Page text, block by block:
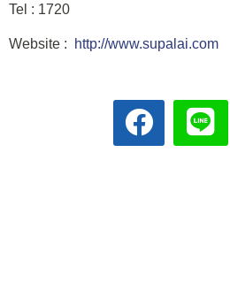
Tel : 1720
Website : http://www.supalai.com